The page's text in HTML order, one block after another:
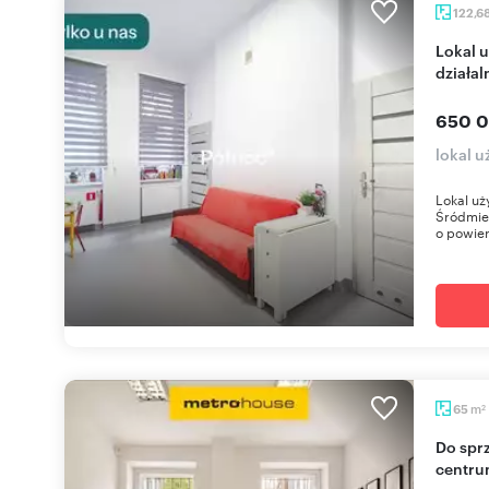
Lokal użytkowy 122,68 m² - gotowy pod
650
lokal
Lokal
o
65 m2
Do sprzedania funkcjonalny lokal 65 m² w